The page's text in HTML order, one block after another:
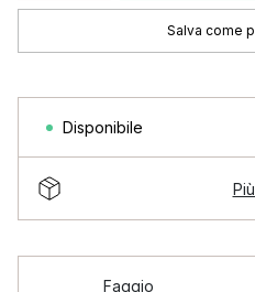
Salva come
Disponibile
Faggio